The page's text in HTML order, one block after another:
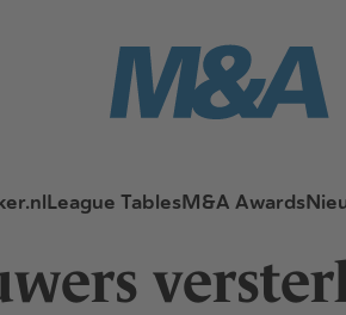
League TablesM&A Awards